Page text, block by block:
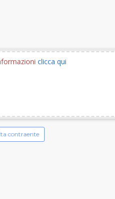
clicca qui
contraente